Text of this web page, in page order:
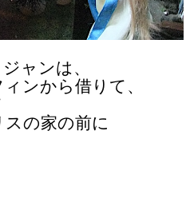
ャンは、
ンから借りて、
の家の前に